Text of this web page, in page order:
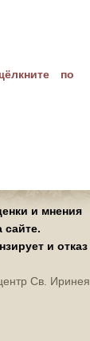
по
и мнения
и отказ
Св. Иринея